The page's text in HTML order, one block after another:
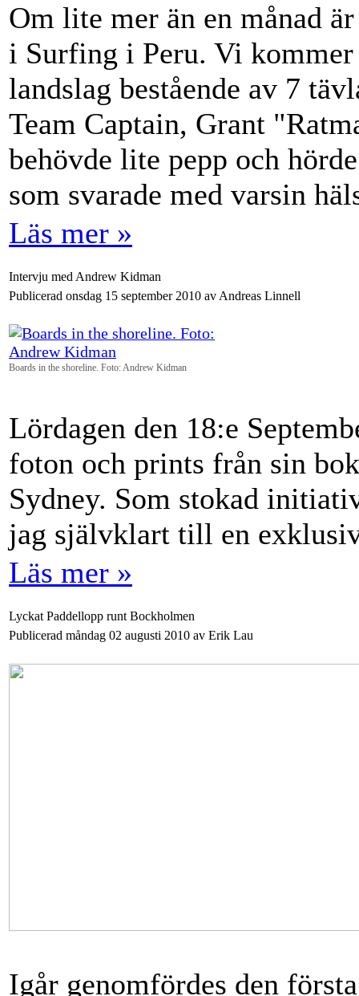
Om lite mer än en månad
i Surfing i Peru. Vi
landslag bestående av 7
Team Captain, Grant
behövde lite pepp och
som svarade med varsin
Läs mer »
Intervju med Andrew Kidman
Publicerad onsdag 15 september 2010 av Andreas Linnell
Boards in the shoreline. Foto: Andrew Kidman
Lördagen den 18:e
foton och prints från sin
Sydney. Som stokad
jag självklart till en
Läs mer »
Lyckat Paddellopp runt Bockholmen
Publicerad måndag 02 augusti 2010 av Erik Lau
Igår genomfördes den